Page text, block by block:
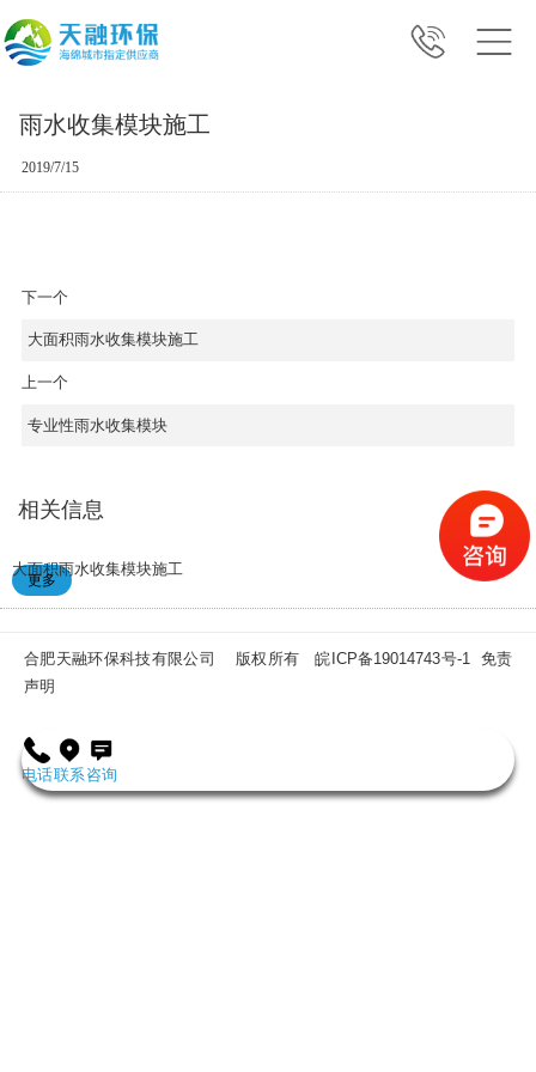
雨水收集模块施工
2019/7/15
下一个
大面积雨水收集模块施工
上一个
专业性雨水收集模块
相关信息
大面积雨水收集模块施工
合肥天融环保科技有限公司 版权所有皖ICP备19014743号-1 免责
声明
电话联系 咨询